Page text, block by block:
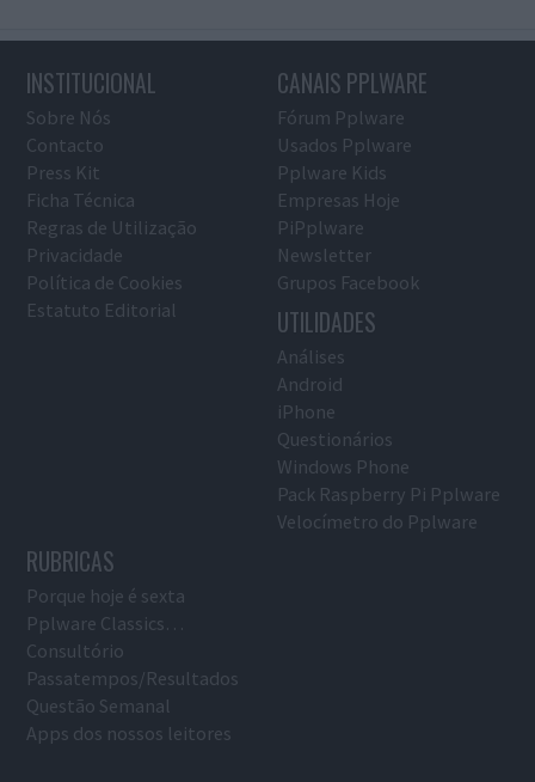
INSTITUCIONAL
Sobre Nós
Contacto
Press Kit
Ficha Técnica
Regras de Utilização
Privacidade
Política de Cookies
Estatuto Editorial
CANAIS PPLWARE
Fórum Pplware
Usados Pplware
Pplware Kids
Empresas Hoje
PiPplware
Newsletter
Grupos Facebook
UTILIDADES
Análises
Android
iPhone
Questionários
Windows Phone
Pack Raspberry Pi Pplware
Velocímetro do Pplware
RUBRICAS
Porque hoje é sexta
Pplware Classics…
Consultório
Passatempos/Resultados
Questão Semanal
Apps dos nossos leitores